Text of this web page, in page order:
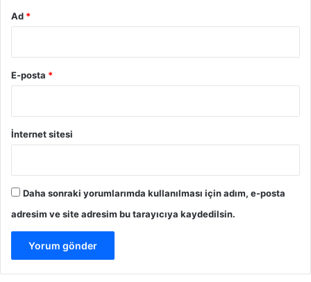
Ad *
E-posta *
İnternet sitesi
Daha sonraki yorumlarımda kullanılması için adım, e-posta
adresim ve site adresim bu tarayıcıya kaydedilsin.